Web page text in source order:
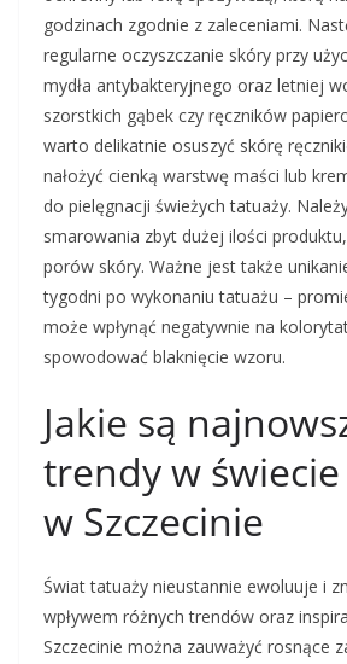
godzinach zgodnie z zaleceniami.
regularne oczyszczanie skóry przy
mydła antybakteryjnego oraz letniej
szorstkich gąbek czy ręczników
warto delikatnie osuszyć skórę
nałożyć cienką warstwę maści lub
do pielęgnacji świeżych tatuaży.
smarowania zbyt dużej ilości
porów skóry. Ważne jest także
tygodni po wykonaniu tatuażu –
może wpłynąć negatywnie na
spowodować blaknięcie wzoru.
Jakie są
trendy w
w Szczecinie
Świat tatuaży nieustannie ewoluuje i
wpływem różnych trendów oraz
Szczecinie można zauważyć rosnące